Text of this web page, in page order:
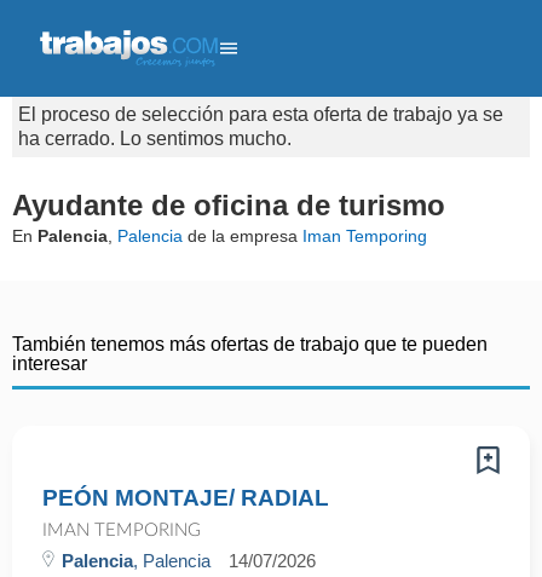
El proceso de selección para esta oferta de trabajo ya se
ha cerrado. Lo sentimos mucho.
Ayudante de oficina de turismo
En Palencia Palencia de la empresa Iman Temporing
También tenemos más ofertas de trabajo que te pueden
interesar
PEÓN MONTAJE/ RADIAL
IMAN TEMPORING
Palencia, Palencia 14/07/2026